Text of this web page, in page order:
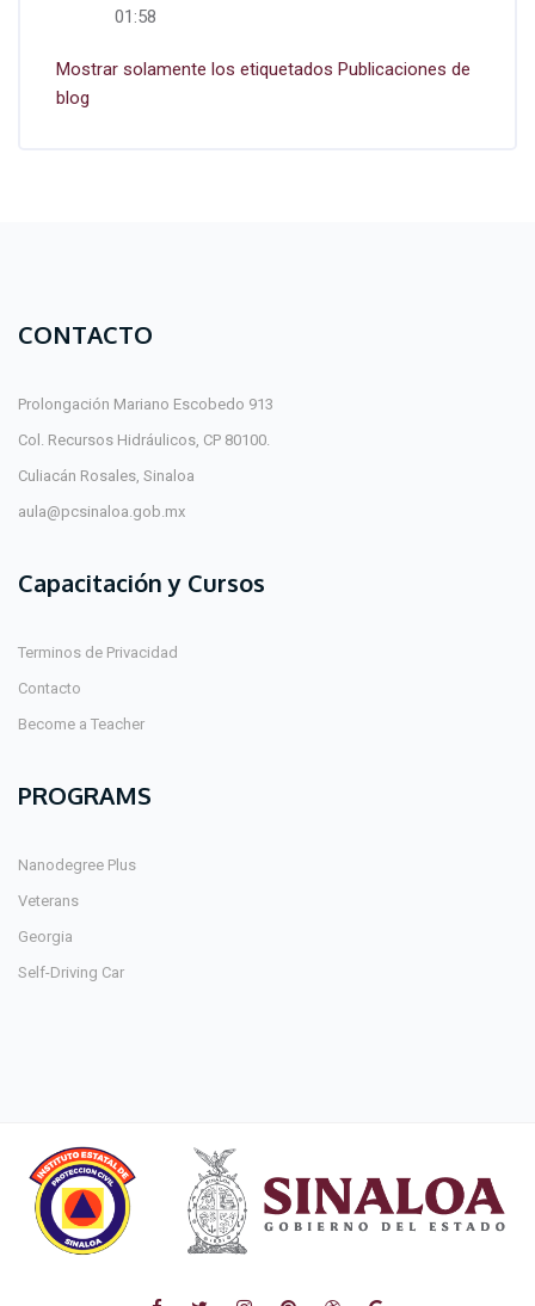
01:58
Mostrar solamente los etiquetados Publicaciones de
blog
CONTACTO
Prolongación Mariano Escobedo 913
Col. Recursos Hidráulicos, CP 80100.
Culiacán Rosales, Sinaloa
aula@pcsinaloa.gob.mx
Capacitación y Cursos
Terminos de Privacidad
Contacto
Become a Teacher
PROGRAMS
Nanodegree Plus
Veterans
Georgia
Self-Driving Car